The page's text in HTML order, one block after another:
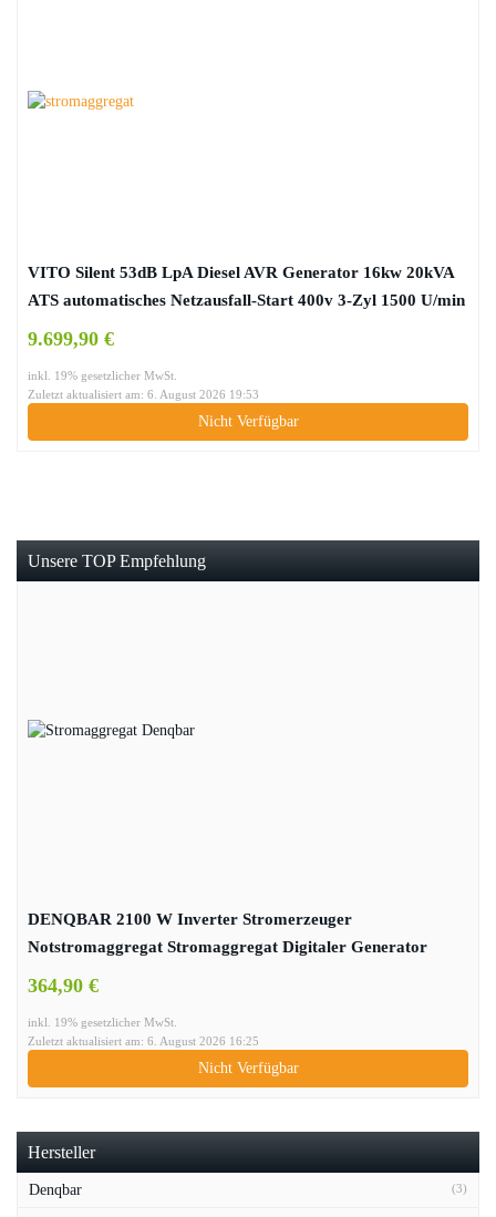
VITO Silent 53dB LpA Diesel AVR Generator 16kw 20kVA
ATS automatisches Netzausfall-Start 400v 3-Zyl 1500 U/min
Ölmangelsicherung (400v 20kVA Diesel)
9.699,90 €
inkl. 19% gesetzlicher MwSt.
Zuletzt aktualisiert am: 6. August 2026 19:53
Nicht Verfügbar
Unsere TOP Empfehlung
DENQBAR 2100 W Inverter Stromerzeuger
Notstromaggregat Stromaggregat Digitaler Generator
364,90 €
inkl. 19% gesetzlicher MwSt.
Zuletzt aktualisiert am: 6. August 2026 16:25
Nicht Verfügbar
Hersteller
Denqbar (3)